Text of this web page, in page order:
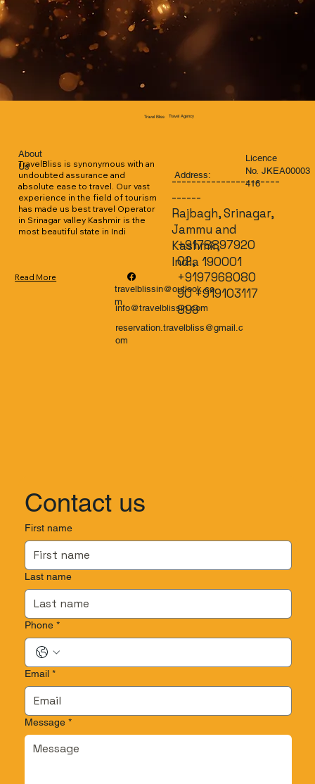
Travel Bliss Travel Agency
About
Us
TravelBliss is synonymous with an
undoubted assurance and
absolute ease to travel. Our vast
experience in the field of tourism
has made us best travel Operator
in Srinagar valley Kashmir is the
most beautiful state in Indi
Read More
Address:
----------------------
------
Rajbagh, Srinagar,
Jammu and
Kashmir,
India 190001
+9178897920
02,
+9197968080
90 +919103117
899
travelblissin@outlook.co
m
reservation.travelbliss@gmail.c
om
info@travelblissin.com
Contact us
First name
Last name
Phone *
Email *
Message *
Licence
No. JKEA00003
416